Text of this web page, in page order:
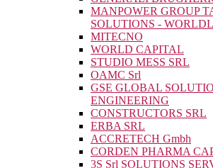
MANPOWER GROUP
SOLUTIONS -
MITECNO
WORLD CAPITAL
STUDIO MESS SRL
OAMC Srl
GSE GLOBAL
ENGINEERING
CONSTRUCTORS SRL
ERBA SRL
ACCRETECH Gmbh
CORDEN PHARMA
3S Srl SOLUTIONS